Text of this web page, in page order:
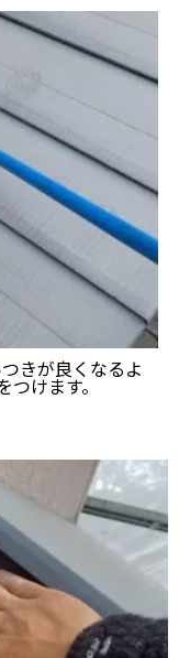
きが良くなるよ
けます。